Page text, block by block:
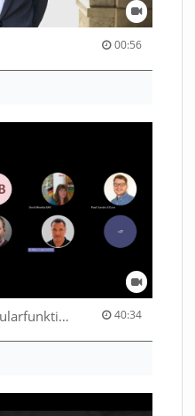
00:56
Webinar «EMS-Tool Formularfunktion» 40:34